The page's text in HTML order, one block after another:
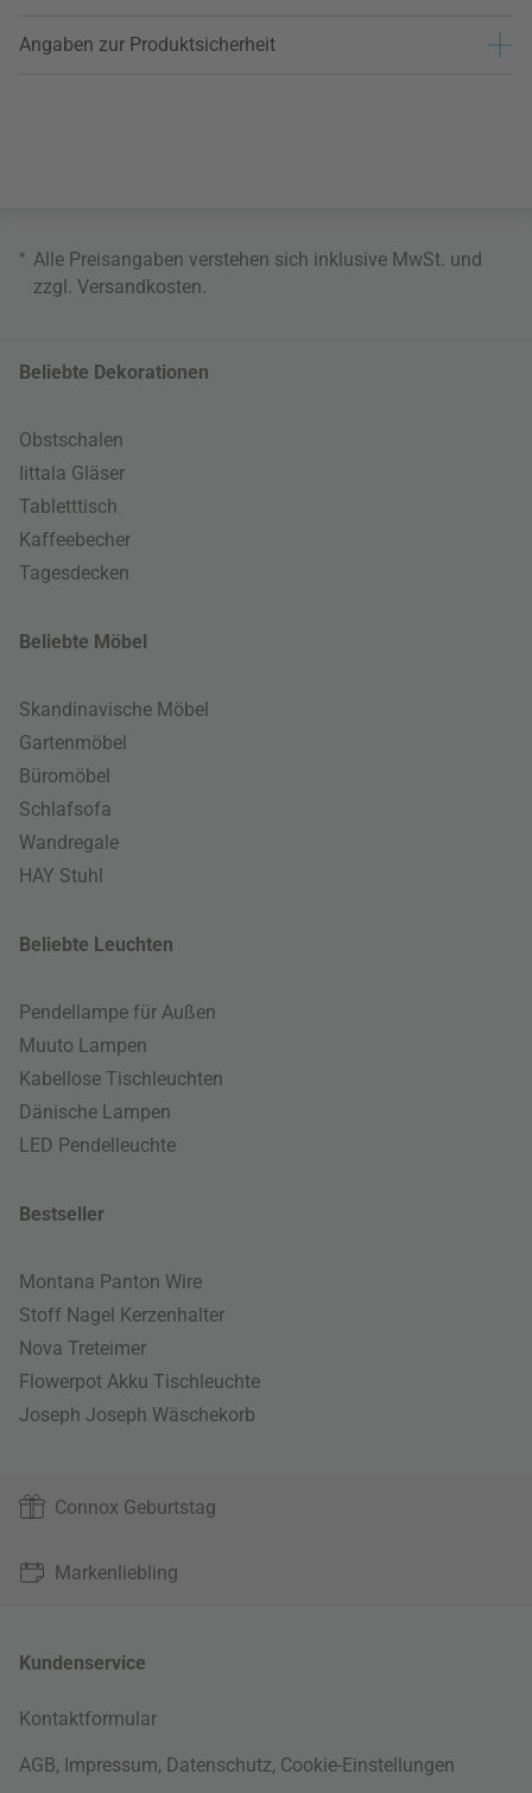
Angaben zur Produktsicherheit
* Alle Preisangaben verstehen sich inklusive MwSt. und
zzgl. Versandkosten
Beliebte Dekorationen
Obstschalen
Iittala Gläser
Tabletttisch
Kaffeebecher
Tagesdecken
Beliebte Möbel
Skandinavische Möbel
Gartenmöbel
Büromöbel
Schlafsofa
Wandregale
HAY Stuhl
Beliebte Leuchten
Pendellampe für Außen
Muuto Lampen
Kabellose Tischleuchten
Dänische Lampen
LED Pendelleuchte
Bestseller
Montana Panton Wire
Stoff Nagel Kerzenhalter
Nova Treteimer
Flowerpot Akku Tischleuchte
Joseph Joseph Wäschekorb
Connox Geburtstag
Markenliebling
Kundenservice
Kontaktformular
AGB, Impressum, Datenschutz, Cookie-Einstellungen